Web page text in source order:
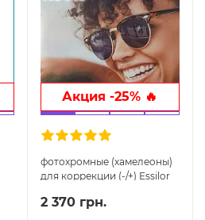
Акция -25% 🔥
фотохромные (хамелеоны)
для коррекции (-/+) Essilor
Brown/Grey Trio
2 370 грн.